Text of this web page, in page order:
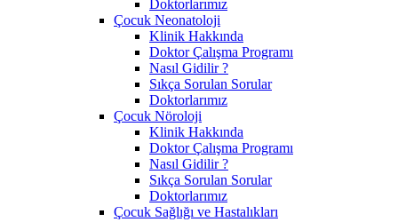
Doktorlarımız
Çocuk Neonatoloji
Klinik Hakkında
Doktor Çalışma Programı
Nasıl Gidilir ?
Sıkça Sorulan Sorular
Doktorlarımız
Çocuk Nöroloji
Klinik Hakkında
Doktor Çalışma Programı
Nasıl Gidilir ?
Sıkça Sorulan Sorular
Doktorlarımız
Çocuk Sağlığı ve Hastalıkları